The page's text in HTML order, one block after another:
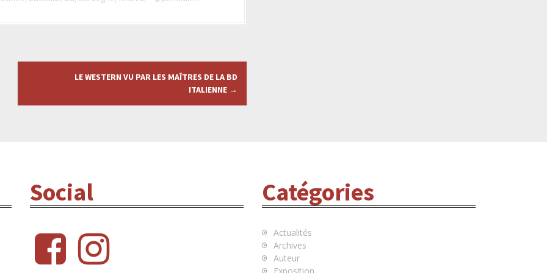
LE WESTERN VU PAR LES MAÎTRES DE LA BD
ITALIENNE →
Social
f
i
s
Catégories
Actualités
Archives
Auteur